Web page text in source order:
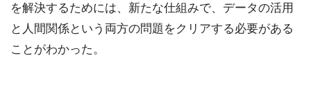
を解決するためには、新たな仕組みで、データの活用
と人間関係という両方の問題をクリアする必要がある
ことがわかった。